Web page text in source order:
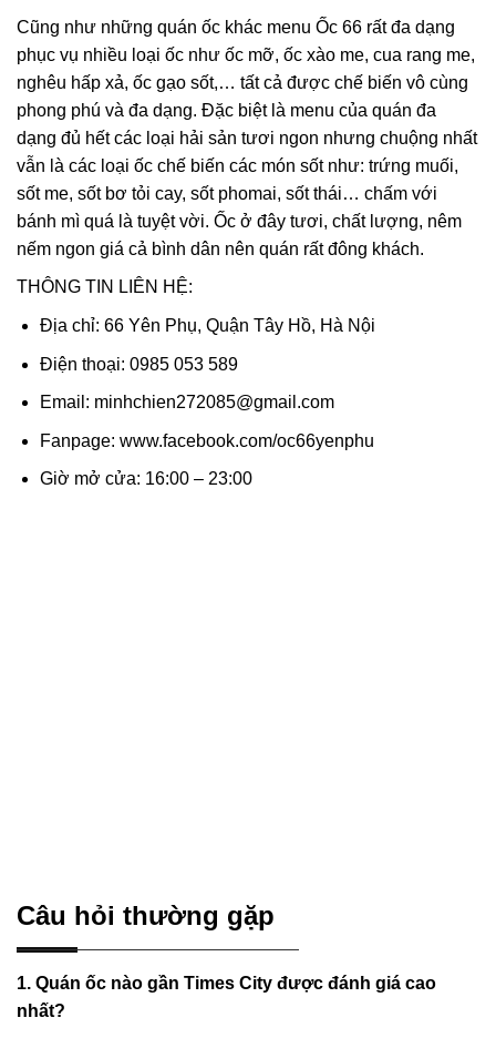
Cũng như những quán ốc khác menu Ốc 66 rất đa dạng
phục vụ nhiều loại ốc như ốc mỡ, ốc xào me, cua rang me,
nghêu hấp xả, ốc gạo sốt,… tất cả được chế biến vô cùng
phong phú và đa dạng. Đặc biệt là menu của quán đa
dạng đủ hết các loại hải sản tươi ngon nhưng chuộng nhất
vẫn là các loại ốc chế biến các món sốt như: trứng muối,
sốt me, sốt bơ tỏi cay, sốt phomai, sốt thái… chấm với
bánh mì quá là tuyệt vời. Ốc ở đây tươi, chất lượng, nêm
nếm ngon giá cả bình dân nên quán rất đông khách.
THÔNG TIN LIÊN HỆ:
Địa chỉ: 66 Yên Phụ, Quận Tây Hồ, Hà Nội
Điện thoại: 0985 053 589
Email: minhchien272085@gmail.com
Fanpage: www.facebook.com/oc66yenphu
Giờ mở cửa: 16:00 – 23:00
Câu hỏi thường gặp
1. Quán ốc nào gần Times City được đánh giá cao
nhất?